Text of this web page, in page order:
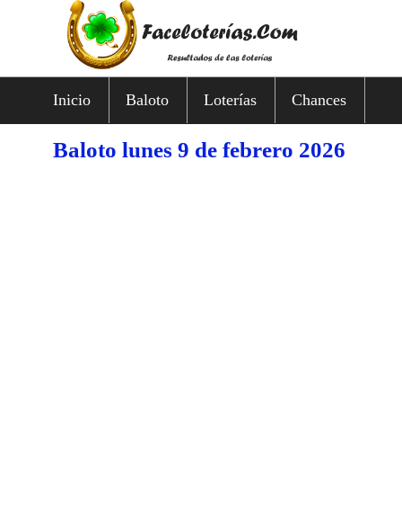
Inicio Baloto Loterías Chances
Baloto lunes 9 de febrero 2026